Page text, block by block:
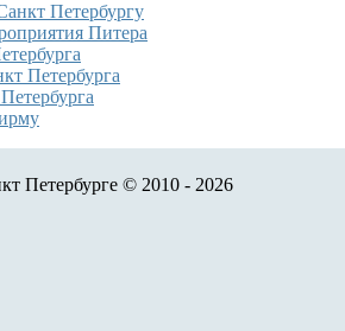
Петербургу
Питера
Петербурга
Петербурге © 2010 - 2026